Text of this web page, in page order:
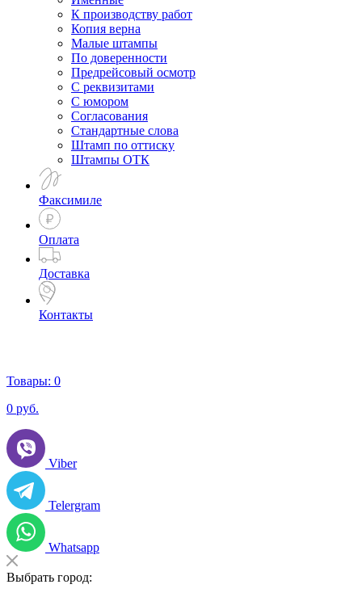
К производству работ
Копия верна
Малые штампы
По доверенности
Предрейсовый осмотр
С реквизитами
С юмором
Согласования
Стандартные слова
Штамп по оттиску
Штампы ОТК
Факсимиле
Оплата
Доставка
Контакты
Товары: 0
0 руб.
Viber
Telergram
Whatsapp
Выбрать город: